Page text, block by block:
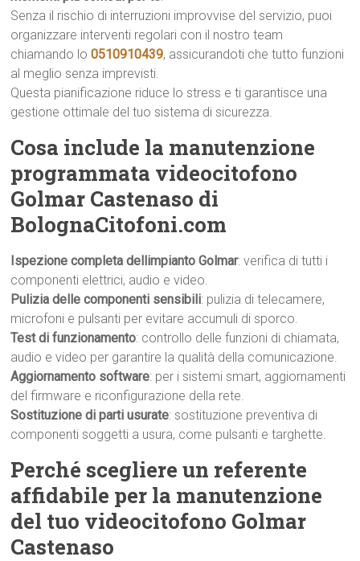
Senza il rischio di interruzioni improvvise del servizio, puoi
organizzare interventi regolari con il nostro team
chiamando lo0510910439, assicurandoti che tutto funzioni
al meglio senza imprevisti.
Questa pianificazione riduce lo stress e ti garantisce una
gestione ottimale del tuo sistema di sicurezza.
Cosa include la manutenzione
programmata videocitofono
Golmar Castenaso di
BolognaCitofoni.com
Ispezione completa dellimpianto Golmar: verifica di tutti i
componenti elettrici, audio e video.
Pulizia delle componenti sensibili: pulizia di telecamere,
microfoni e pulsanti per evitare accumuli di sporco.
Test di funzionamento: controllo delle funzioni di chiamata,
audio e video per garantire la qualità della comunicazione.
Aggiornamento software: per i sistemi smart, aggiornamenti
del firmware e riconfigurazione della rete.
Sostituzione di parti usurate: sostituzione preventiva di
componenti soggetti a usura, come pulsanti e targhette.
Perché scegliere un referente
affidabile per la manutenzione
del tuo videocitofono Golmar
Castenaso